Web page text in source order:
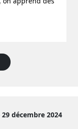
décembre 2024